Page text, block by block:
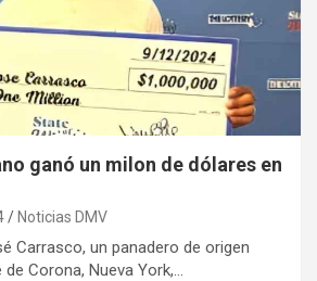
ganó un milon de dólares en
Noticias DMV
Carrasco, un panadero de origen
Corona, Nueva York,…